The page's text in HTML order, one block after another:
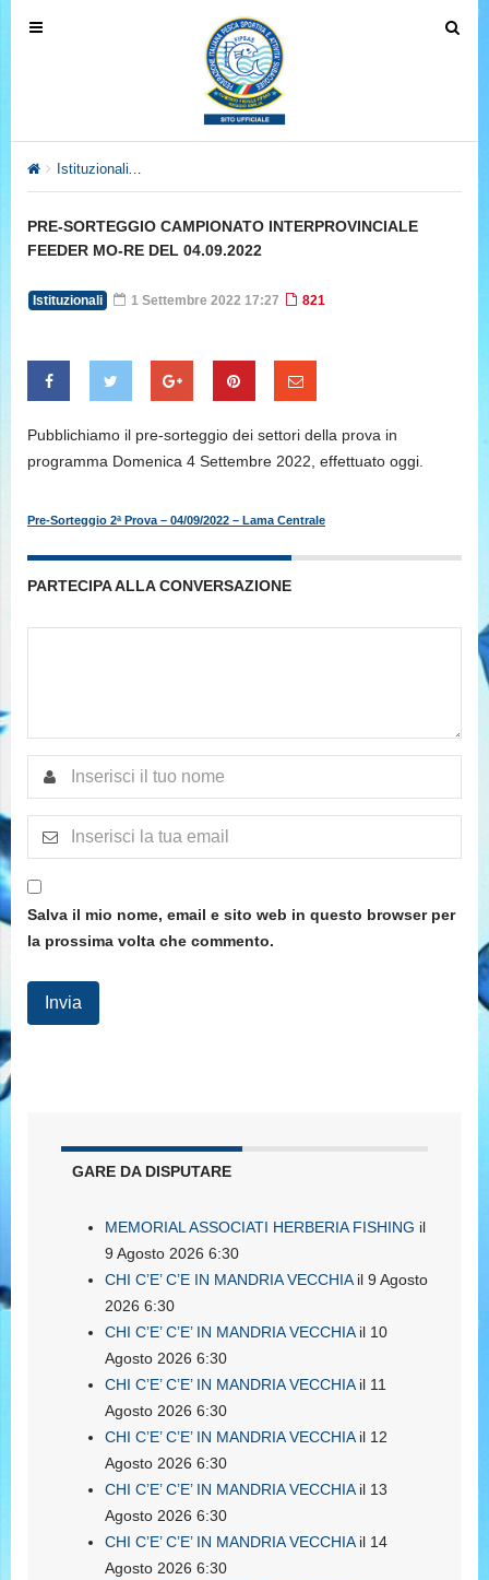
T
v
g
a
T
Istituzionali
PRE-SORTEGGIO CAMPIONATO INTERPROVINCIALE
FEEDER MO-RE DEL 04.09.2022
Istituzionali 1 Settembre 2022 17:27 821
Pubblichiamo il pre-sorteggio dei settori della prova in
programma Domenica 4 Settembre 2022, effettuato oggi.
Pre-Sorteggio 2ª Prova – 04/09/2022 – Lama Centrale
PARTECIPA ALLA CONVERSAZIONE
Salva il mio nome, email e sito web in questo browser per
la prossima volta che commento.
GARE DA DISPUTARE
MEMORIAL ASSOCIATI HERBERIA FISHING il
9 Agosto 2026 6:30
CHI C’E’ C’E IN MANDRIA VECCHIAil 9 Agosto
2026 6:30
CHI C’E’ C’E’ IN MANDRIA VECCHIAil 10
Agosto 2026 6:30
CHI C’E’ C’E’ IN MANDRIA VECCHIAil 11
Agosto 2026 6:30
CHI C’E’ C’E’ IN MANDRIA VECCHIAil 12
Agosto 2026 6:30
CHI C’E’ C’E’ IN MANDRIA VECCHIAil 13
Agosto 2026 6:30
CHI C’E’ C’E’ IN MANDRIA VECCHIAil 14
Agosto 2026 6:30